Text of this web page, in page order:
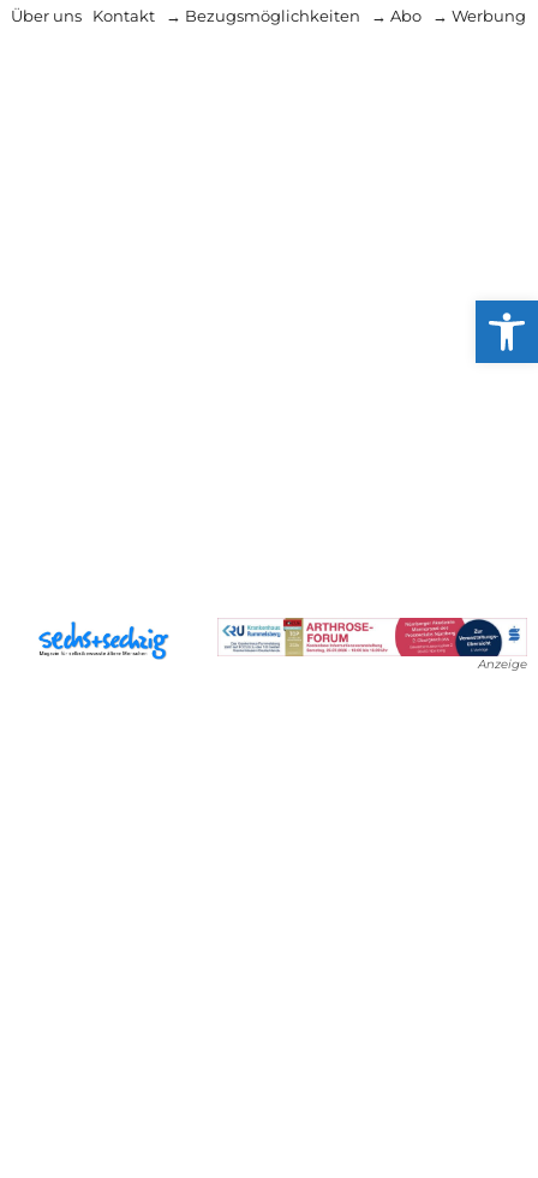
Über uns Kontakt → Bezugsmöglichkeiten → Abo → Werbung
Anzeige